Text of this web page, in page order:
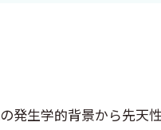
生学的背景から先天